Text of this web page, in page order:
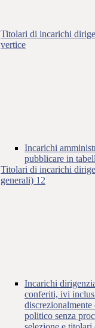
Titolari di incarichi
vertice
Incarichi
pubblicare in
Titolari di incarichi
generali) 12
Incarichi
conferiti, ivi
politico senza